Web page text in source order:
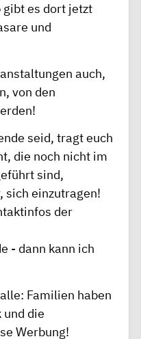
gibt es dort jetzt
und
auch,
von den
seid, tragt euch
die noch nicht im
sind,
sich einzutragen!
der
- dann kann ich
Familien haben
die
Werbung!